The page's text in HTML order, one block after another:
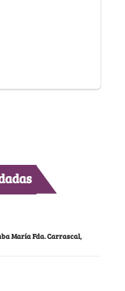
María Fda. Carrascal,